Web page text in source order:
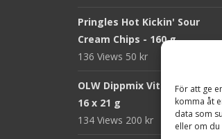
För att ge
komma åt
data som
eller om
Pringles Hot Kickin' Sour
Cream Chips - 160 g
136 Views 50 kr
OLW Dippmix Vitlök
16 x 21 g
134 Views 200 kr